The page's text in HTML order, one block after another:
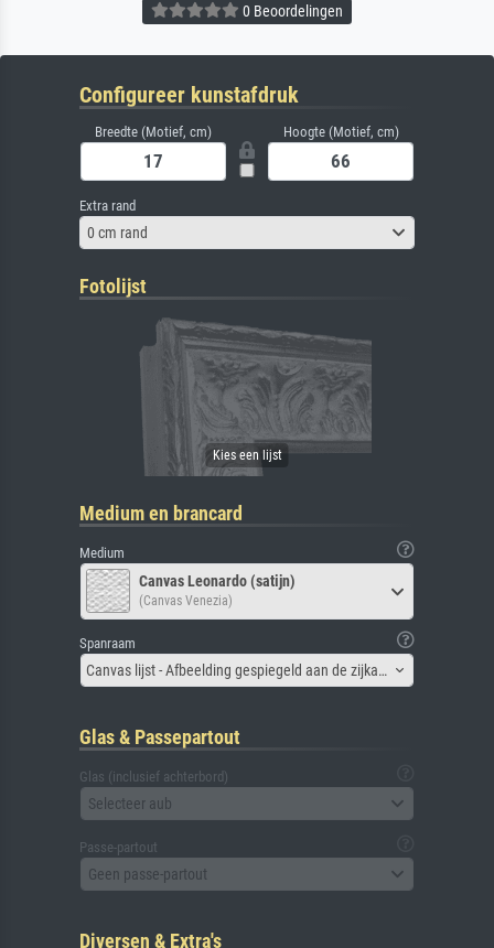
0 Beoordelingen
Configureer kunstafdruk
Breedte (Motief, cm) Hoogte (Motief, cm)
Extra rand
0 cm rand
Fotolijst
Medium en brancard
Medium
Canvas Leonardo (satijn)
(Canvas Venezia)
Spanraam
Canvas lijst - Afbeelding gespiegeld aan de zijkant
Glas & Passepartout
Glas (inclusief achterbord)
Selecteer aub
Passe-partout
Geen passe-partout
Diversen & Extra's